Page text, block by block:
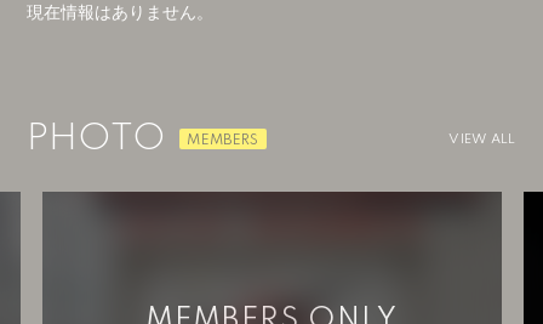
現在情報はありません。
PHOTO VIEW ALL